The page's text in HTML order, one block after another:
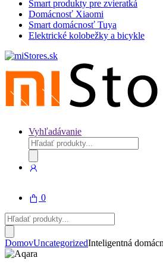
Smart produkty pre zvieratká
Domácnosť Xiaomi
Smart domácnosť Tuya
Elektrické kolobežky a bicykle
Vyhľadávanie
Products
search
0
Products
search
DomovUncategorizedInteligentná